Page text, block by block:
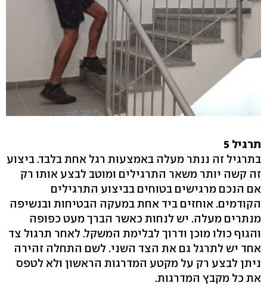
תרגיל 5
בתרגיל זה ננתר מעלה באמצעות רגל אחת בלבד. ביצוע
זה קשה יותר משאר התרגילים ומוטב לבצע אותו רק
אם הנכם מרגישים בטוחים בביצוע התרגילים
הקודמים. אוחזים ביד אחת במעקה הבטיחות ובנשיפה
מנתרים מעלה. יש לנחות כאשר הברך מעט כפופה
והגוף כולו מוכן ודרוך לבלימת המשקל. לאחר תרגול צד
אחד יש לתרגל גם את הצד השני. לשם התחלה זהירה
ניתן לבצע רק על מקטע המדרגות הראשון ולא לטפס
את כל מקבץ המדרגות.